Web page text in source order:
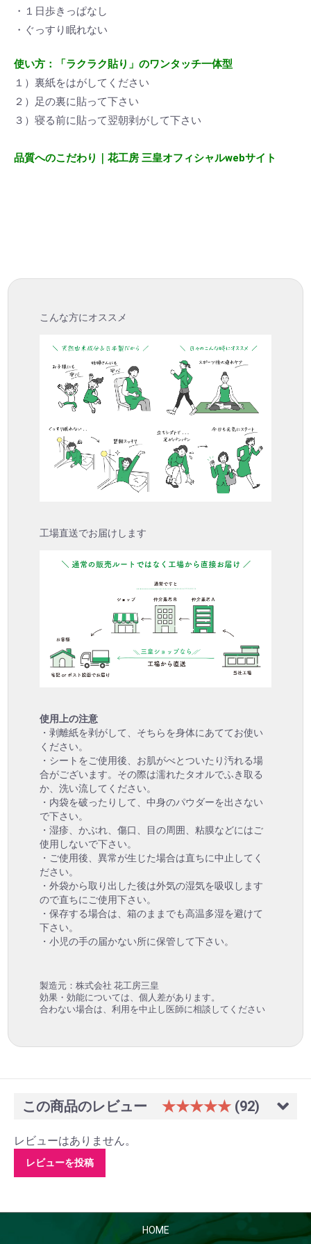
・１日歩きっぱなし
・ぐっすり眠れない
使い方：「ラクラク貼り」のワンタッチ一体型
１）裏紙をはがしてください
２）足の裏に貼って下さい
３）寝る前に貼って翌朝剥がして下さい
品質へのこだわり｜花工房 三皇オフィシャルwebサイト
こんな方にオススメ
工場直送でお届けします
使用上の注意
・剥離紙を剥がして、そちらを身体にあててお使い
ください。
・シートをご使用後、お肌がべとついたり汚れる場
合がございます。その際は濡れたタオルでふき取る
か、洗い流してください。
・内袋を破ったりして、中身のパウダーを出さない
で下さい。
・湿疹、かぶれ、傷口、目の周囲、粘膜などにはご
使用しないで下さい。
・ご使用後、異常が生じた場合は直ちに中止してく
ださい。
・外袋から取り出した後は外気の湿気を吸収します
ので直ちにご使用下さい。
・保存する場合は、箱のままでも高温多湿を避けて
下さい。
・小児の手の届かない所に保管して下さい。
製造元：株式会社 花工房三皇
効果・効能については、個人差があります。
合わない場合は、利用を中止し医師に相談してください
この商品のレビュー ★★★★★ (92)
レビューはありません。
レビューを投稿
HOME